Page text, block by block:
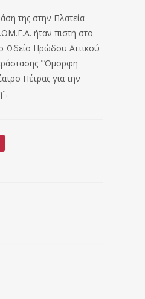
της στην Πλατεία
ήταν πιστή στο
Ωδείο Ηρώδου Αττικού
"Όμορφη
Πέτρας για την